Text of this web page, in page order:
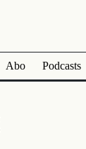
Abo Podcasts